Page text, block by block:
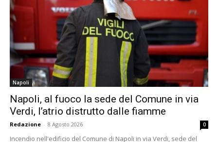
Napoli
Napoli, al fuoco la sede del Comune in via
Verdi, l’atrio distrutto dalle fiamme
Redazione - 8 Agosto 2026 0
Incendio nell'edificio del Comune di Napoli in via Verdi, sede del